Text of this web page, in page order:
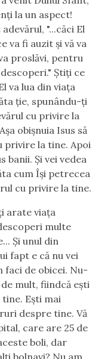
la un aspect!
"...căci El
va fi auzit şi vă va
proslăvi, pentru
descoperi." Ştiţi ce
va lua din viaţa
ţie, spunându-ţi
cu privire la
obişnuia Isus să
privire la tine. Apoi
banii. Şi vei vedea
cum Îşi petrecea
cu privire la tine.
arate viaţa
multe
Şi unul din
fapt e că nu vei
faci de obicei. Nu-
mult, fiindcă eşti
Eşti mai
despre tine. Vă
care are 25 de
boli, dar
bolnavi? Nu am